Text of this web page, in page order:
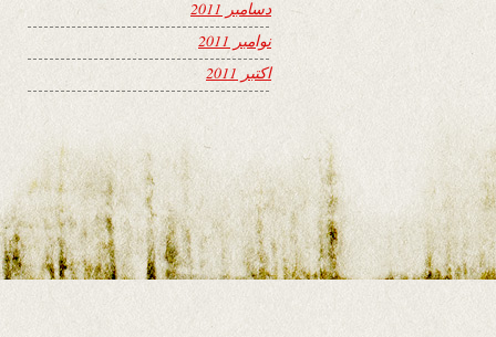
دسامبر 2011
نوامبر 2011
اکتبر 2011